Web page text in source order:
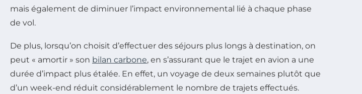
mais également de diminuer l’impact environnemental lié à chaque phase
de vol.
De plus, lorsqu’on choisit d’effectuer des séjours plus longs à destination, on
peut « amortir » son bilan carbone, en s’assurant que le trajet en avion a une
durée d’impact plus étalée. En effet, un voyage de deux semaines plutôt que
d’un week-end réduit considérablement le nombre de trajets effectués.